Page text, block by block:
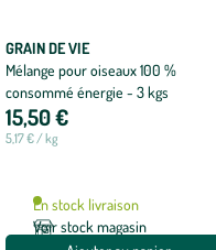
GRAIN DE VIE
Mélange pour oiseaux 100 %
consommé énergie - 3 kgs
15,50 €
5,17 € / kg
En stock livraison
Voir stock magasin